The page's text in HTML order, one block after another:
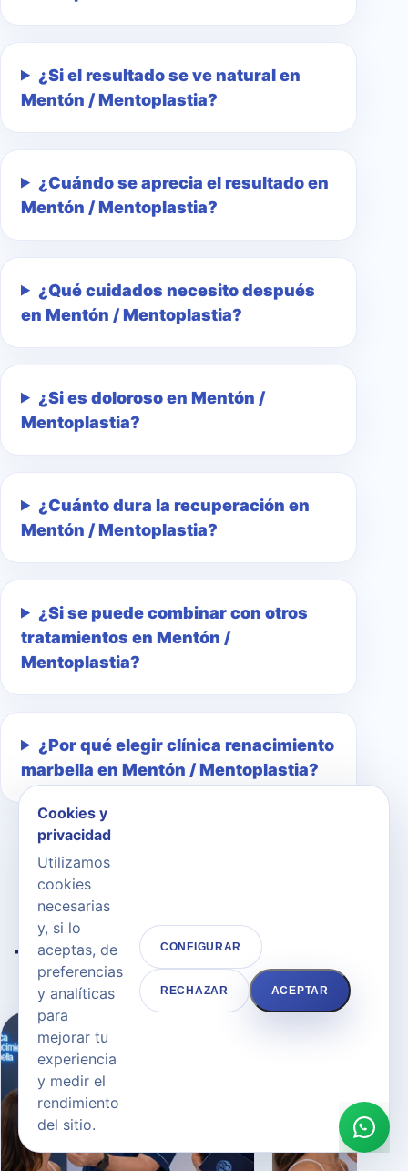
¿Si el resultado se ve natural en
Mentón / Mentoplastia?
¿Cuándo se aprecia el resultado en
Mentón / Mentoplastia?
¿Qué cuidados necesito después
en Mentón / Mentoplastia?
¿Si es doloroso en Mentón /
Mentoplastia?
¿Cuánto dura la recuperación en
Mentón / Mentoplastia?
¿Si se puede combinar con otros
tratamientos en Mentón /
Mentoplastia?
¿Por qué elegir clínica renacimiento
marbella en Mentón / Mentoplastia?
OPCIONES COMPLEMENTARIAS SEGÚN TU
OBJETIVO
Tratamientos relacionados
Cookies y
privacidad
Utilizamos
cookies
necesarias
y, si lo
aceptas, de
preferencias
y analíticas
para
mejorar tu
experiencia
y medir el
rendimiento
del sitio.
CONFIGURAR
RECHAZAR ACEPTAR